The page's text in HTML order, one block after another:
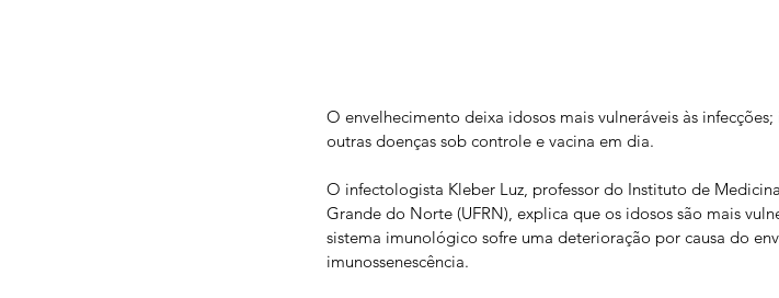
O envelhecimento deixa idosos mais vulneráveis às
outras doenças sob controle e vacina em dia.
O infectologista Kleber Luz, professor do Instituto de
Grande do Norte (UFRN), explica que os idosos são mais
sistema imunológico sofre uma deterioração por causa do
imunossenescência.